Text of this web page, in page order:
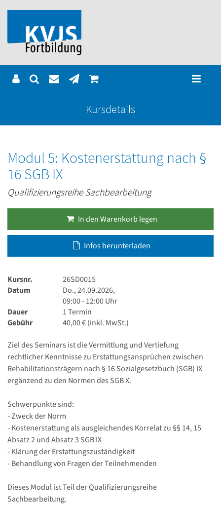
Kursdetails
Modul 5: Kostenerstattung nach §
16 SGB IX
Qualifizierungsreihe Sachbearbeitung
In den Warenkorb legen
Infos herunterladen
Kursnr.
26SD0015
Datum
Do., 24.09.2026,
09:00 - 12:00 Uhr
Dauer
1 Termin
Gebühr
40,00 € (inkl. MwSt.)
Ziel des Seminars ist die Vermittlung und Vertiefung
rechtlicher Kenntnisse zu Erstattungsansprüchen zwischen
Rehabilitationsträgern nach § 16 Sozialgesetzbuch (SGB) IX
ergänzend zu den Normen des SGB X.
Schwerpunkte sind:
- Zweck der Norm
- Kostenerstattung als ausgleichendes Korrelat zu §§ 14, 15
Absatz 2 und Absatz 3 SGB IX
- Klärung der Erstattungszuständigkeit
- Behandlung von Fragen der Teilnehmenden
Dieses Modul ist Teil der Qualifizierungsreihe
Sachbearbeitung.